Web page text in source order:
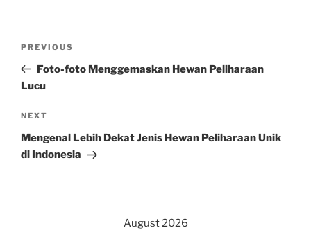
Previous
Post
PREVIOUS
Foto-foto Menggemaskan Hewan Peliharaan
Lucu
Next
Post
NEXT
Mengenal Lebih Dekat Jenis Hewan Peliharaan Unik
di Indonesia
August 2026